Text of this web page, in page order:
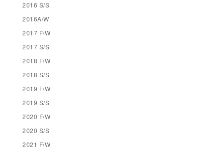
2016 S/S
2016A/W
2017 F/W
2017 S/S
2018 F/W
2018 S/S
2019 F/W
2019 S/S
2020 F/W
2020 S/S
2021 F/W